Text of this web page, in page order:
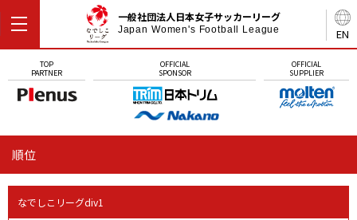
EN
一般社団法人日本女子サッカーリーグ
Japan Women's Football League
TOP
PARTNER
OFFICIAL
SPONSOR
OFFICIAL
SUPPLIER
順位
なでしこリーグdiv1